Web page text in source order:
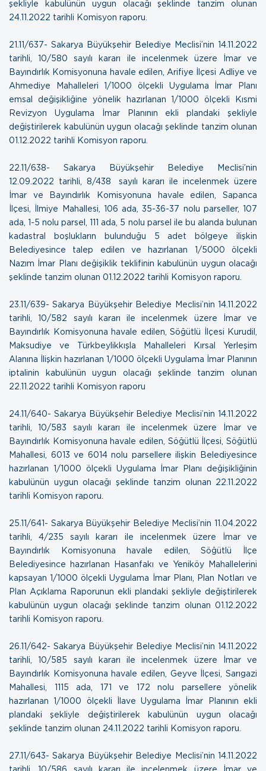
şekliyle kabulünün uygun olacağı şeklinde tanzim olunan
24.11.2022 tarihli Komisyon raporu.
21.11/637- Sakarya Büyükşehir Belediye Meclisi’nin 14.11.2022
tarihli, 10/580 sayılı kararı ile incelenmek üzere İmar ve
Bayındırlık Komisyonuna havale edilen, Arifiye İlçesi Adliye ve
Ahmediye Mahalleleri 1/1000 ölçekli Uygulama İmar Planı
emsal değişikliğine yönelik hazırlanan 1/1000 ölçekli Kısmi
Revizyon Uygulama İmar Planının ekli plandaki şekliyle
değiştirilerek kabulünün uygun olacağı şeklinde tanzim olunan
01.12.2022 tarihli Komisyon raporu.
22.11/638- Sakarya Büyükşehir Belediye Meclisi’nin
12.09.2022 tarihli, 8/438 sayılı kararı ile incelenmek üzere
İmar ve Bayındırlık Komisyonuna havale edilen, Sapanca
İlçesi, İlmiye Mahallesi, 106 ada, 35-36-37 nolu parseller, 107
ada, 1-5 nolu parsel, 111 ada, 5 nolu parsel ile bu alanda bulunan
kadastral boşlukların bulunduğu 5 adet bölgeye ilişkin
Belediyesince talep edilen ve hazırlanan 1/5000 ölçekli
Nazım İmar Planı değişiklik teklifinin kabulünün uygun olacağı
şeklinde tanzim olunan 01.12.2022 tarihli Komisyon raporu.
23.11/639- Sakarya Büyükşehir Belediye Meclisi’nin 14.11.2022
tarihli, 10/582 sayılı kararı ile incelenmek üzere İmar ve
Bayındırlık Komisyonuna havale edilen, Söğütlü İlçesi Kurudil,
Maksudiye ve Türkbeylikkışla Mahalleleri Kırsal Yerleşim
Alanına İlişkin hazırlanan 1/1000 ölçekli Uygulama İmar Planının
iptalinin kabulünün uygun olacağı şeklinde tanzim olunan
22.11.2022 tarihli Komisyon raporu
24.11/640- Sakarya Büyükşehir Belediye Meclisi’nin 14.11.2022
tarihli, 10/583 sayılı kararı ile incelenmek üzere İmar ve
Bayındırlık Komisyonuna havale edilen, Söğütlü İlçesi, Söğütlü
Mahallesi, 6013 ve 6014 nolu parsellere ilişkin Belediyesince
hazırlanan 1/1000 ölçekli Uygulama İmar Planı değişikliğinin
kabulünün uygun olacağı şeklinde tanzim olunan 22.11.2022
tarihli Komisyon raporu.
25.11/641- Sakarya Büyükşehir Belediye Meclisi’nin 11.04.2022
tarihli, 4/235 sayılı kararı ile incelenmek üzere İmar ve
Bayındırlık Komisyonuna havale edilen, Söğütlü İlçe
Belediyesince hazırlanan Hasanfakı ve Yeniköy Mahallelerini
kapsayan 1/1000 ölçekli Uygulama İmar Planı, Plan Notları ve
Plan Açıklama Raporunun ekli plandaki şekliyle değiştirilerek
kabulünün uygun olacağı şeklinde tanzim olunan 01.12.2022
tarihli Komisyon raporu.
26.11/642- Sakarya Büyükşehir Belediye Meclisi’nin 14.11.2022
tarihli, 10/585 sayılı kararı ile incelenmek üzere İmar ve
Bayındırlık Komisyonuna havale edilen, Geyve İlçesi, Sarıgazi
Mahallesi, 1115 ada, 171 ve 172 nolu parsellere yönelik
hazırlanan 1/1000 ölçekli İlave Uygulama İmar Planının ekli
plandaki şekliyle değiştirilerek kabulünün uygun olacağı
şeklinde tanzim olunan 24.11.2022 tarihli Komisyon raporu.
27.11/643- Sakarya Büyükşehir Belediye Meclisi’nin 14.11.2022
tarihli, 10/586 sayılı kararı ile incelenmek üzere İmar ve